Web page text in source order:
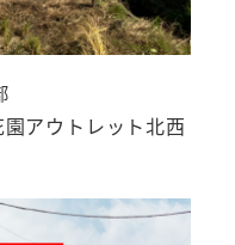
アウトレット北西